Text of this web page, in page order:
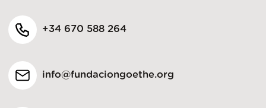
+34 670 588 264
info@fundaciongoethe.org